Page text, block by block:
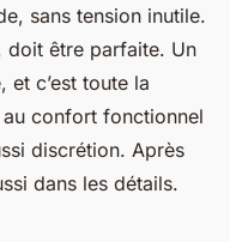
sans tension inutile.
doit être parfaite. Un
c’est toute la
confort fonctionnel
discrétion. Après
dans les détails.